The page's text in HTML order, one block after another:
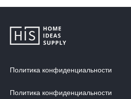
ХРАНЕНИЕ
ДЕКОР ДЛЯ ДОМА
Политика конфиденциальности
Политика конфиденциальности